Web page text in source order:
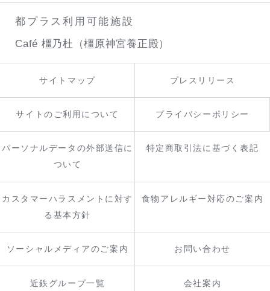
都プラス利用可能施設
Café 橿乃杜（橿原神宮養正殿）
サイトマップ プレスリリース
サイトのご利用について プライバシーポリシー
パーソナルデータの外部送信に
ついて
特定商取引法に基づく表記
カスタマーハラスメントに対す
る基本方針
食物アレルギー対応のご案内
ソーシャルメディアのご案内 お問い合わせ
近鉄グループ一覧 会社案内